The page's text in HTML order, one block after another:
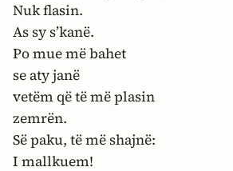
Nuk flasin.
As sy s’kanë.
Po mue më bahet
se aty janë
vetëm që të më plasin
zemrën.
Së paku, të më shajnë:
I mallkuem!